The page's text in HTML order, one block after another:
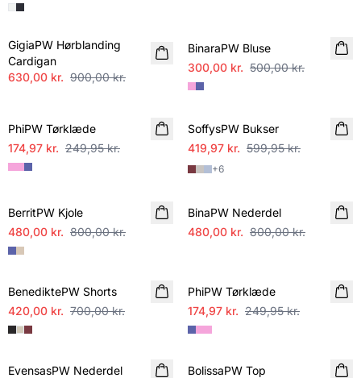
SALE
GigiaPW Hørblanding
Cardigan
630,00 kr. 900,00 kr.
BinaraPW Bluse
300,00 kr. 500,00 kr.
PhiPW Tørklæde
174,97 kr. 249,95 kr.
SALE
SoffysPW Bukser
419,97 kr. 599,95 kr.
+6
BerritPW Kjole
480,00 kr. 800,00 kr.
BinaPW Nederdel
480,00 kr. 800,00 kr.
SALE
BenediktePW Shorts
420,00 kr. 700,00 kr.
PhiPW Tørklæde
174,97 kr. 249,95 kr.
SALE
EvensasPW Nederdel
SALE
BolissaPW Top